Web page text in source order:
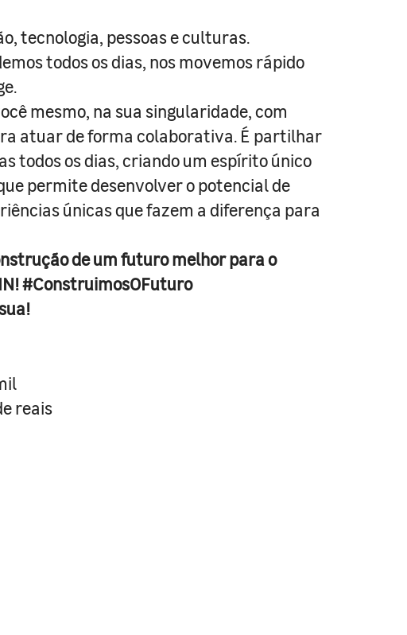
tecnologia, pessoas e culturas.
todos os dias, nos movemos rápido
mesmo, na sua singularidade, com
atuar de forma colaborativa. É partilhar
todos os dias, criando um espírito único
permite desenvolver o potencial de
únicas que fazem a diferença para
de um futuro melhor para o
#ConstruimosOFuturo
reais